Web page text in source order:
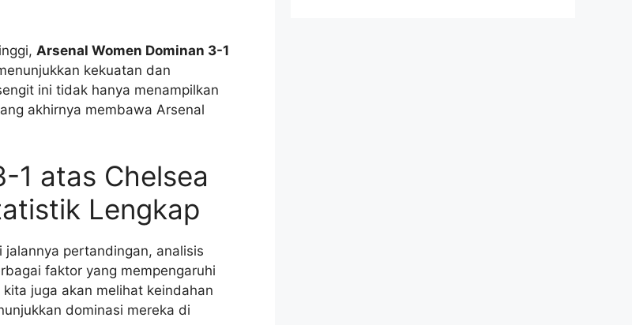
Arsenal Women Dominan 3-1
kekuatan dan
ini tidak hanya menampilkan
akhirnya membawa Arsenal
1 atas Chelsea
Lengkap
pertandingan, analisis
faktor yang mempengaruhi
juga akan melihat keindahan
dominasi mereka di